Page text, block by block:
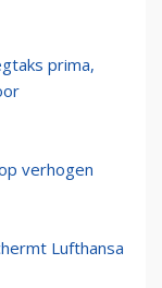
prima,
verhogen
Lufthansa